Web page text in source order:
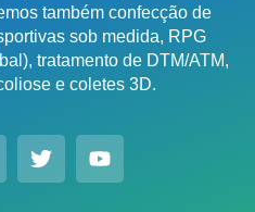
também confecção de
sob medida, RPG
tratamento de DTM/ATM,
e coletes 3D.